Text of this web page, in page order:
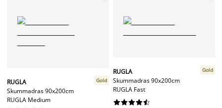
RUGLA
Skummadras 90x200cm
RUGLA Medium
Gold
RUGLA
Skummadras 90x200cm
RUGLA Fast
Gold





